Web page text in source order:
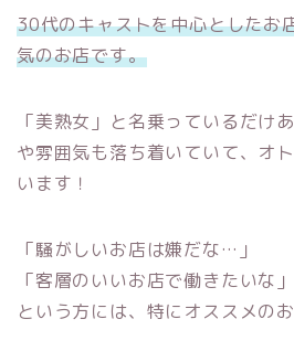
30代のキャストを中心としたお
気のお店です。
「美熟女」と名乗っているだけ
や雰囲気も落ち着いていて、オ
います！
「騒がしいお店は嫌だな…」
「客層のいいお店で働きたいな」
という方には、特にオススメの